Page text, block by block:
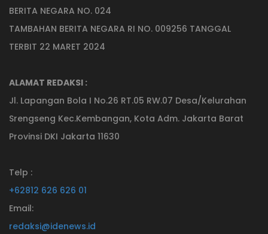
BERITA NEGARA NO. 024
TAMBAHAN BERITA NEGARA RI NO. 009256 TANGGAL
TERBIT 22 MARET 2024
ALAMAT REDAKSI :
Jl. Lapangan Bola I No.26 RT.05 RW.07 Desa/Kelurahan
Srengseng Kec.Kembangan, Kota Adm. Jakarta Barat
Provinsi DKI Jakarta 11630
Telp :
+62812 626 626 01
Email:
redaksi@idenews.id